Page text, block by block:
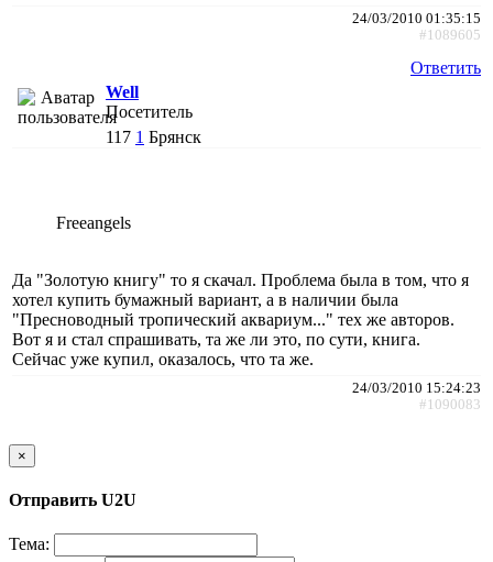
24/03/2010 01:35:15
#1089605
Ответить
Well
Посетитель
117 1 Брянск
Freeangels
Да "Золотую книгу" то я скачал. Проблема была в том, что я
хотел купить бумажный вариант, а в наличии была
"Пресноводный тропический аквариум..." тех же авторов.
Вот я и стал спрашивать, та же ли это, по сути, книга.
Сейчас уже купил, оказалось, что та же.
24/03/2010 15:24:23
#1090083
×
Отправить U2U
Тема: